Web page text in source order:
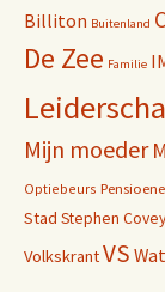
Billiton Buitenland
De Zee Familie
Mijn moeder
Optiebeurs
Stad Stephen Covey
VolkskrantVS